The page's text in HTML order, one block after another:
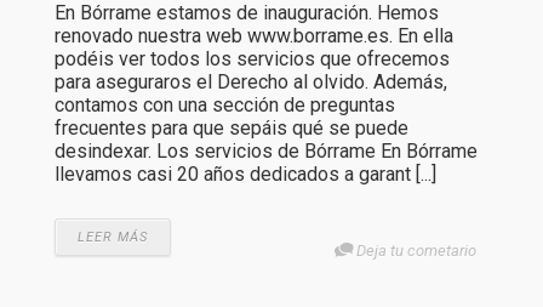
En Bórrame estamos de inauguración. Hemos
renovado nuestra web www.borrame.es. En ella
podéis ver todos los servicios que ofrecemos
para aseguraros el Derecho al olvido. Además,
contamos con una sección de preguntas
frecuentes para que sepáis qué se puede
desindexar. Los servicios de Bórrame En Bórrame
llevamos casi 20 años dedicados a garant [...]
LEER MÁS
Deja tu cometario